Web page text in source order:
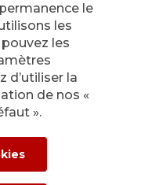
les
le
les
les
d’utiliser la
de nos «
».